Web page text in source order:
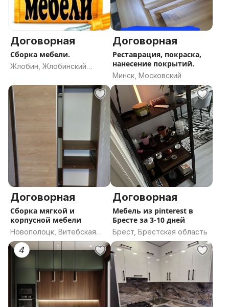
Договорная
Сборка мебели.
Жлобин, Жлобинский
область
Договорная
Реставрация, покраска,
нанесение покрытий.
Минск, Московский
Договорная
Сборка мягкой и
корпусной мебели
Новополоцк, Витебская
область
Договорная
Мебель из pinterest в
Бресте за 3-10 дней
Брест, Брестская область